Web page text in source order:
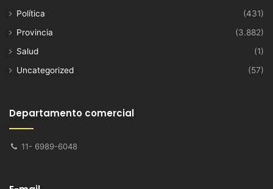
Política
(431)
Provincia
(3.882)
Salud
(1)
Uncategorized
(57)
Departamento comercial
11- 6989-6048